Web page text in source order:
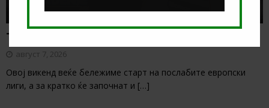
Тикет на денот (петок, 07.08.2026)
август 7, 2026
Овој викенд веќе бележиме старт на послабите европски
лиги, а за кратко ќе започнат и […]